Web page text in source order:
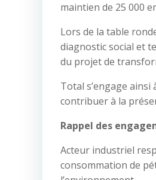
maintien de 25 000
Lors de la table
diagnostic social et
du projet de
Total s’engage
contribuer à la
Rappel des
Acteur industriel
consommation de